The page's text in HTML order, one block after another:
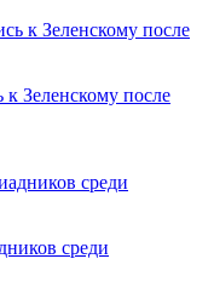
Зеленскому после
среди